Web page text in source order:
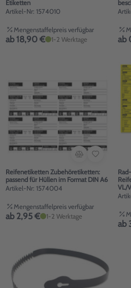
Etiketten
Artikel-Nr: 1574010
Mengenstaffelpreis verfügbar
ab 18,90 € 1-2 Werktage ab
Reifenetiketten Zubehöretiketten:
passend für Hüllen im Format DIN A6
Artikel-Nr: 1574004
Mengenstaffelpreis verfügbar
ab 2,95 € 1-2 Werktage
VL/
ab